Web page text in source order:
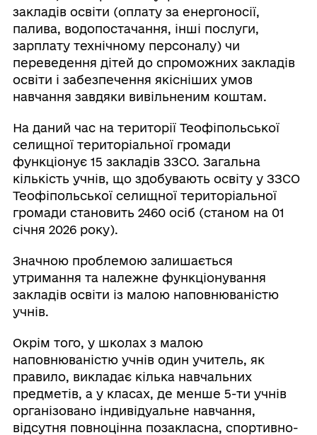
закладів освіти (оплату за енергоносії,
палива, водопостачання, інші послуги,
зарплату технічному персоналу) чи
переведення дітей до спроможних закладів
освіти і забезпечення якісніших умов
навчання завдяки вивільненим коштам.
На даний час на території Теофіпольської
селищної територіальної громади
функціонує 15 закладів ЗЗСО. Загальна
кількість учнів, що здобувають освіту у ЗЗСО
Теофіпольської селищної територіальної
громади становить 2460 осіб (станом на 01
січня 2026 року).
Значною проблемою залишається
утримання та належне функціонування
закладів освіти із малою наповнюваністю
учнів.
Окрім того, у школах з малою
наповнюваністю учнів один учитель, як
правило, викладає кілька навчальних
предметів, а у класах, де менше 5-ти учнів
організовано індивідуальне навчання,
відсутня повноцінна позакласна, спортивно-